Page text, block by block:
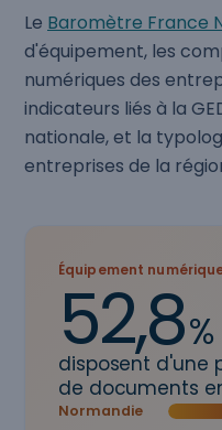
Le Baromètre France
d'équipement, les
numériques des
indicateurs liés à la
nationale, et la
entreprises de la
Équipement
52,8%
disposent d'une
de documents
Normandie